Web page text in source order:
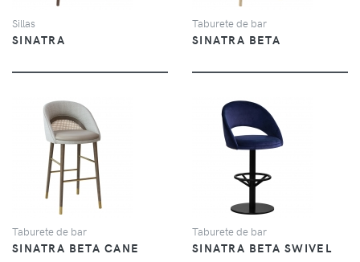
Sillas
SINATRA
Taburete de bar
SINATRA BETA
VER
Taburete de bar
SINATRA BETA CANE
Taburete de bar
SINATRA BETA SWIVEL